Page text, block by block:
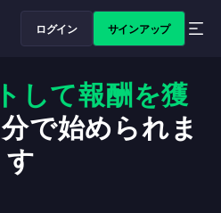
ログイン サインアップ
して報酬を獲
で始められま
す